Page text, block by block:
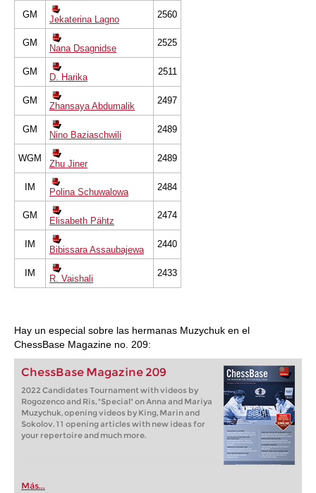
GM Jekaterina Lagno 2560
GM
Nana Dsagnidse
2525
GM
D. Harika
2511
GM
Zhansaya Abdumalik
2497
GM
Nino Baziaschwili
2489
WGM
Zhu Jiner
2489
IM Polina Schuwalowa 2484
GM
Elisabeth Pähtz
2474
IM
Bibissara Assaubajewa
2440
IM
R. Vaishali
2433
Hay un especial sobre las hermanas Muzychuk en el
ChessBase Magazine no. 209:
ChessBase Magazine 209
2022 Candidates Tournament with videos by
Rogozenco and Ris, "Special" on Anna and Mariya
Muzychuk, opening videos by King, Marin and
Sokolov. 11 opening articles with new ideas for
your repertoire and much more.
Más...